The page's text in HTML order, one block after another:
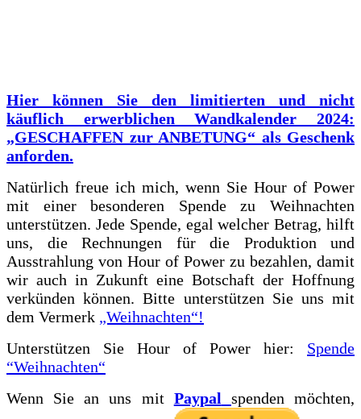
Hier können Sie den limitierten und nicht
käuflich erwerblichen Wandkalender 2024:
„GESCHAFFEN zur ANBETUNG“ als Geschenk
anforden.
Natürlich freue ich mich, wenn Sie Hour of Power
mit einer besonderen Spende zu Weihnachten
unterstützen. Jede Spende, egal welcher Betrag, hilft
uns, die Rechnungen für die Produktion und
Ausstrahlung von Hour of Power zu bezahlen, damit
wir auch in Zukunft eine Botschaft der Hoffnung
verkünden können. Bitte unterstützen Sie uns mit
dem Vermerk „Weihnachten“!
Unterstützen Sie Hour of Power hier: Spende
“Weihnachten“
Wenn Sie an uns mit Paypal spenden möchten,